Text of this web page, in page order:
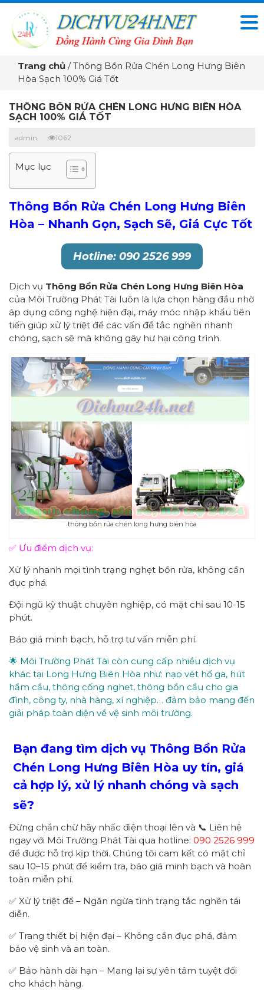
Trang chủ /Thông Bồn Rửa Chén Long Hưng Biên
Hòa Sạch 100% Giá Tốt
THÔNG BỒN RỬA CHÉN LONG HƯNG BIÊN HÒA
SẠCH 100% GIÁ TỐT
admin 1062
Mục lục
Thông Bồn Rửa Chén Long Hưng Biên
Hòa – Nhanh Gọn, Sạch Sẽ, Giá Cực Tốt
Hotline: 090 2526 999
Dịch vụ Thông Bồn Rửa Chén Long Hưng Biên Hòa
của Môi Trường Phát Tài luôn là lựa chọn hàng đầu nhờ
áp dụng công nghệ hiện đại, máy móc nhập khẩu tiên
tiến giúp xử lý triệt để các vấn đề tắc nghẽn nhanh
chóng, sạch sẽ mà không gây hư hại công trình.
thông bồn rửa chén long hưng biên hòa
✅ Ưu điểm dịch vụ:
Xử lý nhanh mọi tình trạng nghẹt bồn rửa, không cần
đục phá.
Đội ngũ kỹ thuật chuyên nghiệp, có mặt chỉ sau 10-15
phút.
Báo giá minh bạch, hỗ trợ tư vấn miễn phí.
🌟 Môi Trường Phát Tài còn cung cấp nhiều dịch vụ
khác tại Long Hưng Biên Hòa như: nạo vét hố ga, hút
hầm cầu, thông cống nghẹt, thông bồn cầu cho gia
đình, công ty, nhà hàng, xí nghiệp… đảm bảo mang đến
giải pháp toàn diện về vệ sinh môi trường.
Bạn đang tìm dịch vụ Thông Bồn Rửa
Chén Long Hưng Biên Hòa uy tín, giá
cả hợp lý, xử lý nhanh chóng và sạch
sẽ?
Đừng chần chừ hãy nhấc điện thoại lên và 📞 Liên hệ
ngay với Môi Trường Phát Tài qua hotline: 090 2526 999
để được hỗ trợ kịp thời. Chúng tôi cam kết có mặt chỉ
sau 10–15 phút để kiểm tra, báo giá minh bạch và hoàn
toàn miễn phí.
✅ Xử lý triệt để – Ngăn ngừa tình trạng tắc nghẽn tái
diễn.
✅ Trang thiết bị hiện đại – Không cần đục phá, đảm
bảo vệ sinh và an toàn.
✅ Bảo hành dài hạn – Mang lại sự yên tâm tuyệt đối
cho khách hàng.